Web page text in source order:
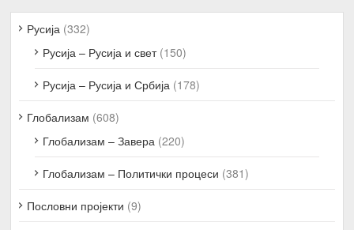
Русија (332)
Русија – Русија и свет(150)
Русија – Русија и Србија (178)
Глобализам (608)
Глобализам – Завера (220)
Глобализам – Политички процеси (381)
Пословни пројекти (9)